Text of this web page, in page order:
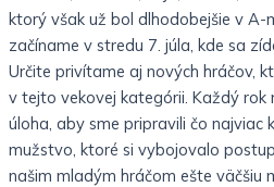
ktorý však už bol dlhodobejšie v A-
začíname v stredu 7. júla, kde sa
Určite privítame aj nových hráčov,
v tejto vekovej kategórii. Každý rok
úloha, aby sme pripravili čo najviac
mužstvo, ktoré si vybojovalo
našim mladým hráčom ešte väčšiu